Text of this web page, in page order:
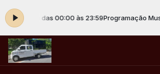
Padrão das 00:00 às 23:59Programação